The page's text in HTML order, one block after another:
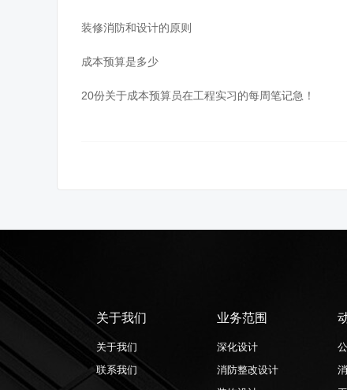
装修消防和设计的原则
成本预算是多少
20份关于成本预算员在工程实习的每周笔记急！
关于我们
关于我们
联系我们
业务范围
深化设计
消防整改设计